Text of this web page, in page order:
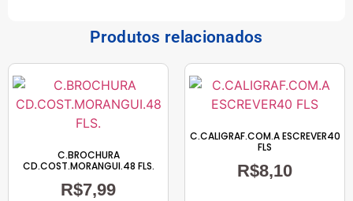
Produtos relacionados
C.BROCHURA
CD.COST.MORANGUI.48 FLS.
R$7,99
C.CALIGRAF.COM.A ESCREVER40
FLS
R$8,10